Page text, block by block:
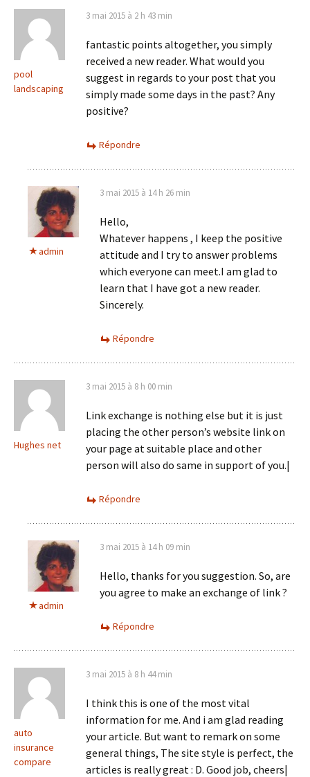
pool
landscaping
3 mai 2015 à 2 h 43 min
fantastic points altogether, you simply
received a new reader. What would you
suggest in regards to your post that you
simply made some days in the past? Any
positive?
Répondre
admin
3 mai 2015 à 14 h 26 min
Hello,
Whatever happens , I keep the positive
attitude and I try to answer problems
which everyone can meet.I am glad to
learn that I have got a new reader.
Sincerely.
Répondre
Hughes net
3 mai 2015 à 8 h 00 min
Link exchange is nothing else but it is just
placing the other person’s website link on
your page at suitable place and other
person will also do same in support of you.|
Répondre
admin
3 mai 2015 à 14 h 09 min
Hello, thanks for you suggestion. So, are
you agree to make an exchange of link ?
Répondre
auto
insurance
compare
3 mai 2015 à 8 h 44 min
I think this is one of the most vital
information for me. And i am glad reading
your article. But want to remark on some
general things, The site style is perfect, the
articles is really great : D. Good job, cheers|